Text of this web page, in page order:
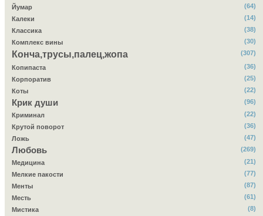
Йумар
(64)
Калеки
(14)
Классика
(38)
Комплекс вины
(30)
Конча,трусы,палец,жопа (307)
Копипаста
(36)
Корпоратив
(25)
Коты
(22)
Крик души
(96)
Криминал
(22)
Крутой поворот
(36)
Ложь
(47)
Любовь
(269)
Медицина
(21)
Мелкие пакости
(77)
Менты
(87)
Месть
(61)
Мистика
(8)